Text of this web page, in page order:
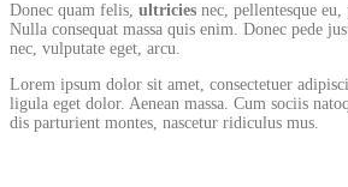
Donec quam felis, ultricies nec, pellentesque
Nulla consequat massa quis enim. Donec pede
nec, vulputate eget, arcu.
Lorem ipsum dolor sit amet, consectetuer
ligula eget dolor. Aenean massa. Cum sociis
dis parturient montes, nascetur ridiculus mus.